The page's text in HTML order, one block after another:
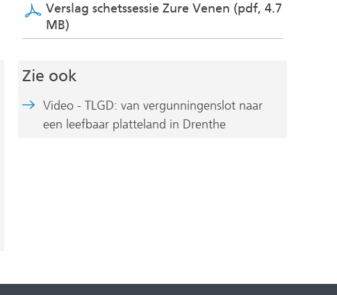
Verslag schetssessie Zure Venen (pdf, 4.7
MB)
Zie ook
Video - TLGD: van vergunningenslot naar
een leefbaar platteland in Drenthe(verwijst